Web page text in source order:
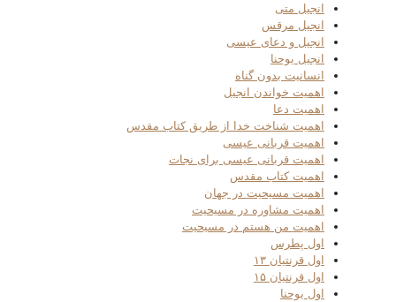
انجیل متی
انجیل مرقس
انجیل و دعای عیسی
انجیل یوحنا
انسانیت بدون گناه
اهمیت خواندن انجیل
اهمیت دعا
اهمیت شناخت خدا از طریق کتاب مقدس
اهمیت قربانی عیسی
اهمیت قربانی عیسی برای نجات
اهمیت کتاب مقدس
اهمیت مسیحیت در جهان
اهمیت مشاوره در مسیحیت
اهمیت من هستم در مسیحیت
اول پطرس
اول قرنتیان ۱۳
اول قرنتیان ۱۵
اول یوحنا